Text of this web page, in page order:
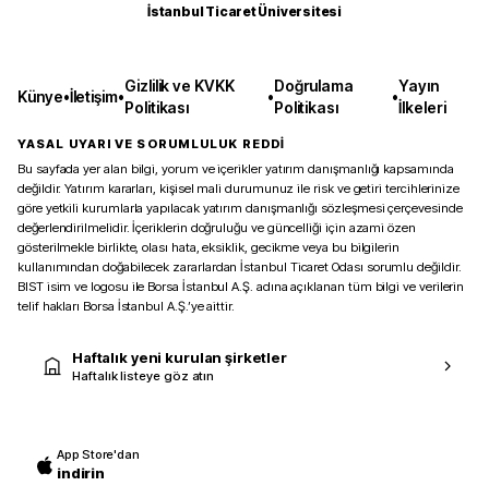
İstanbul Ticaret Üniversitesi
Künye•İletişim•
Gizlilik ve KVKK
Politikası
•
Doğrulama
Politikası
•
Yayın
İlkeleri
YASAL UYARI VE SORUMLULUK REDDİ
Bu sayfada yer alan bilgi, yorum ve içerikler yatırım danışmanlığı kapsamında
değildir. Yatırım kararları, kişisel mali durumunuz ile risk ve getiri tercihlerinize
göre yetkili kurumlarla yapılacak yatırım danışmanlığı sözleşmesi çerçevesinde
değerlendirilmelidir. İçeriklerin doğruluğu ve güncelliği için azami özen
gösterilmekle birlikte, olası hata, eksiklik, gecikme veya bu bilgilerin
kullanımından doğabilecek zararlardan İstanbul Ticaret Odası sorumlu değildir.
BIST isim ve logosu ile Borsa İstanbul A.Ş. adına açıklanan tüm bilgi ve verilerin
telif hakları Borsa İstanbul A.Ş.’ye aittir.
Haftalık yeni kurulan şirketler
Haftalık listeye göz atın
App Store'dan
indirin